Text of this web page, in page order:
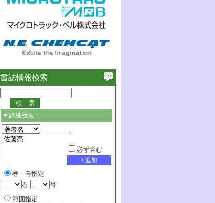
書誌情報検索
▼詳細検索
必ず含む
巻・号指定
巻
号
範囲指定